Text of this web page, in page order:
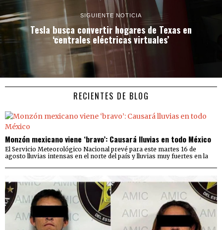
SIGUIENTE NOTICIA
Tesla busca convertir hogares de Texas en
‘centrales eléctricas virtuales’
RECIENTES DE BLOG
Monzón mexicano viene ‘bravo’: Causará lluvias en todo México
El Servicio Meteorológico Nacional prevé para este martes 16 de
agosto lluvias intensas en el norte del país y lluvias muy fuertes en la